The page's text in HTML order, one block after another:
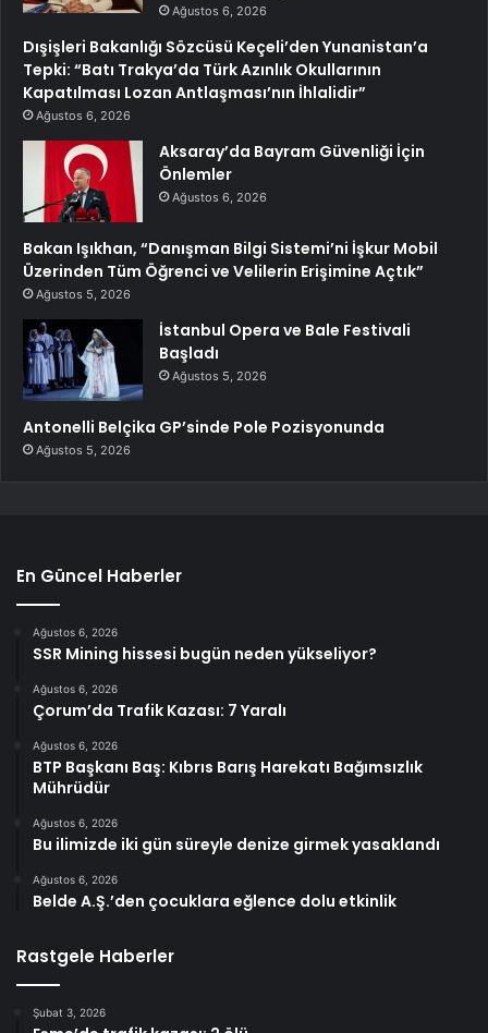
Ağustos 6, 2026
Dışişleri Bakanlığı Sözcüsü Keçeli’den Yunanistan’a
Tepki: “Batı Trakya’da Türk Azınlık Okullarının
Kapatılması Lozan Antlaşması’nın İhlalidir”
Ağustos 6, 2026
Aksaray’da Bayram Güvenliği İçin
Önlemler
Ağustos 6, 2026
Bakan Işıkhan, “Danışman Bilgi Sistemi’ni İşkur Mobil
Üzerinden Tüm Öğrenci ve Velilerin Erişimine Açtık”
Ağustos 5, 2026
İstanbul Opera ve Bale Festivali
Başladı
Ağustos 5, 2026
Antonelli Belçika GP’sinde Pole Pozisyonunda
Ağustos 5, 2026
En Güncel Haberler
Ağustos 6, 2026
SSR Mining hissesi bugün neden yükseliyor?
Ağustos 6, 2026
Çorum’da Trafik Kazası: 7 Yaralı
Ağustos 6, 2026
BTP Başkanı Baş: Kıbrıs Barış Harekatı Bağımsızlık
Mührüdür
Ağustos 6, 2026
Bu ilimizde iki gün süreyle denize girmek yasaklandı
Ağustos 6, 2026
Belde A.Ş.’den çocuklara eğlence dolu etkinlik
Rastgele Haberler
Şubat 3, 2026